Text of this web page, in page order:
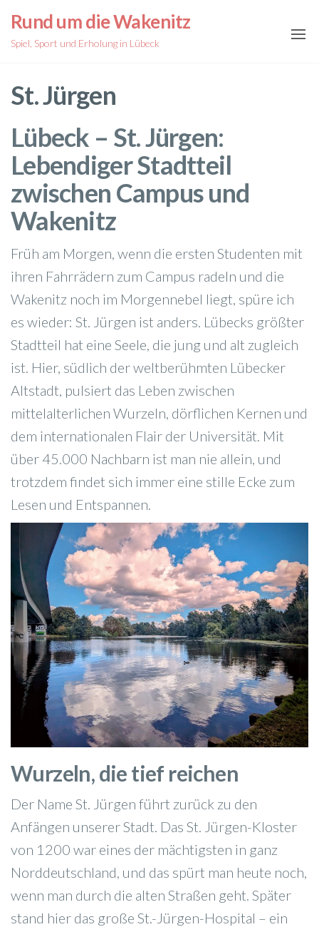
Inhalt
springen
Rund um die Wakenitz
Spiel, Sport und Erholung in Lübeck
St. Jürgen
Lübeck – St. Jürgen:
Lebendiger Stadtteil
zwischen Campus und
Wakenitz
Früh am Morgen, wenn die ersten Studenten mit
ihren Fahrrädern zum Campus radeln und die
Wakenitz noch im Morgennebel liegt, spüre ich
es wieder: St. Jürgen ist anders. Lübecks größter
Stadtteil hat eine Seele, die jung und alt zugleich
ist. Hier, südlich der weltberühmten Lübecker
Altstadt, pulsiert das Leben zwischen
mittelalterlichen Wurzeln, dörflichen Kernen und
dem internationalen Flair der Universität. Mit
über 45.000 Nachbarn ist man nie allein, und
trotzdem findet sich immer eine stille Ecke zum
Lesen und Entspannen.
Wurzeln, die tief reichen
Der Name St. Jürgen führt zurück zu den
Anfängen unserer Stadt. Das St. Jürgen-Kloster
von 1200 war eines der mächtigsten in ganz
Norddeutschland, und das spürt man heute noch,
wenn man durch die alten Straßen geht. Später
stand hier das große St.-Jürgen-Hospital – ein